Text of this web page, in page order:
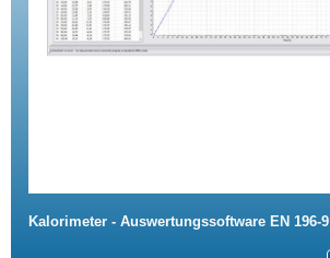
Kalorimeter - Auswertungssoftware EN 196-9